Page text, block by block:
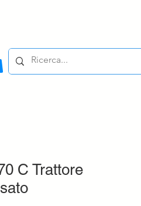
C Trattore